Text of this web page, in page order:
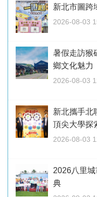
新北市圖
2026-08-03
暑假走訪
鄉文化魅力
2026-08-03
新北攜手
頂尖大學探
2026-08-03
2026八里
典